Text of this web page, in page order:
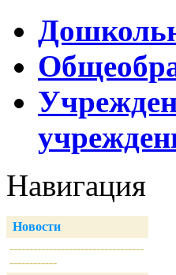
Навигация
Новости
----------------------------------
------------